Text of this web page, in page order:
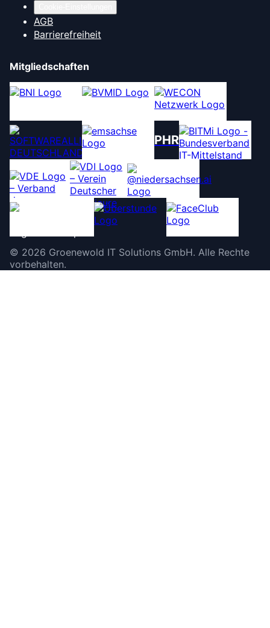
AGB
Barrierefreiheit
Mitgliedschaften
PHR
© 2026 Groenewold IT Solutions GmbH. Alle Rechte
vorbehalten.